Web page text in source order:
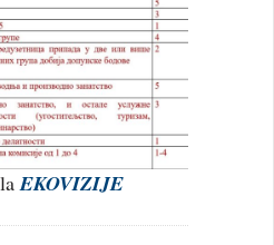
EKOVIZIJE